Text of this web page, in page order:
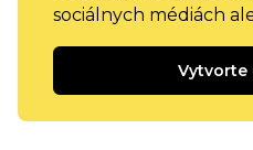
sociálnych médiách
Vytvorte